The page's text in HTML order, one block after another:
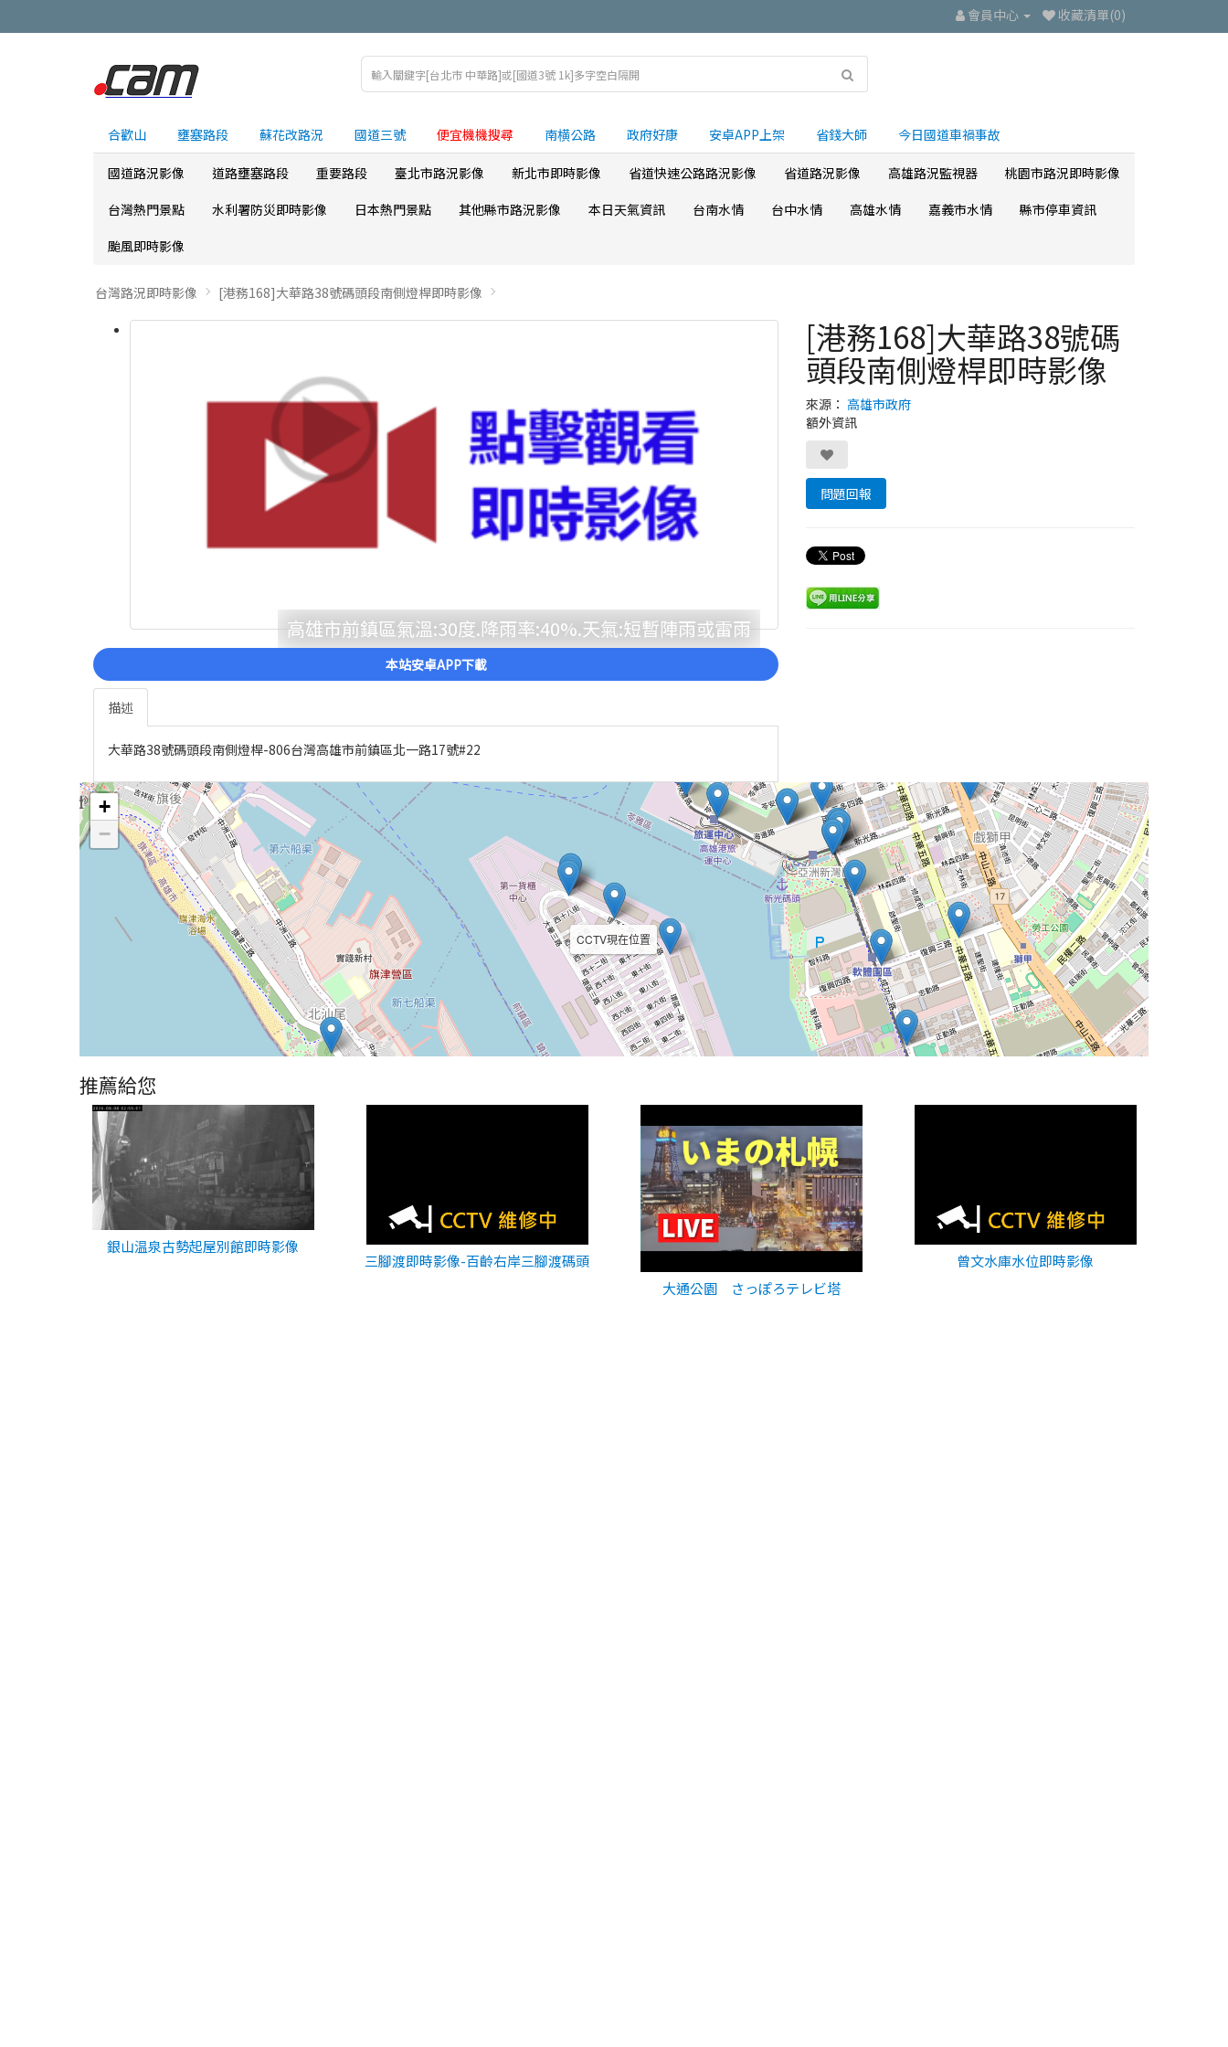
會員中心 收藏清單(0)
合歡山 壅塞路段 蘇花改路況 國道三號 便宜機機搜尋 南横公路 政府好康 安卓APP上架 省錢大師 今日國道車禍事故
國道路況影像 道路壅塞路段 重要路段 臺北市路況影像 新北市即時影像 省道快速公路路況影像 省道路況影像 高雄路況監視器
桃園市路況即時影像
台灣熱門景點
水利署防災即時影像 日本熱門景點 其他縣市路況影像 本日天氣資訊 台南水情 台中水情 高雄水情 嘉義市水情
縣市停車資訊
颱風即時影像
台灣路況即時影像 [港務168]大華路38號碼頭段南側燈桿即時影像
高雄市前鎮區氣溫:30度.降雨率:40%.天氣:短暫陣雨或雷雨
本站安卓APP下載
描述
大華路38號碼頭段南側燈桿-806台灣高雄市前鎮區北一路17號#22
[港務168]大華路38號碼
頭段南側燈桿即時影像
來源： 高雄市政府
額外資訊
問題回報
CCTV現在位置
+
−
推薦給您
銀山温泉古勢起屋別館即時影像
三腳渡即時影像-百齡右岸三腳渡碼頭
大通公園 さっぽろテレビ塔
曾文水庫水位即時影像